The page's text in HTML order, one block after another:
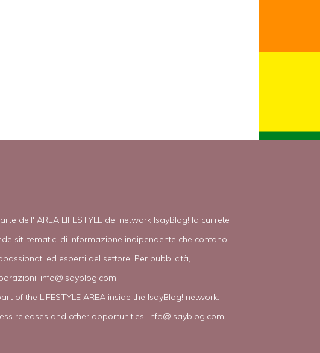
dell' AREA LIFESTYLE del network IsayBlog! la cui rete
siti tematici di informazione indipendente che contano
ed esperti del settore. Per pubblicità,
info@isayblog.com
of the LIFESTYLE AREA inside the IsayBlog! network.
releases and other opportunities: info@isayblog.com